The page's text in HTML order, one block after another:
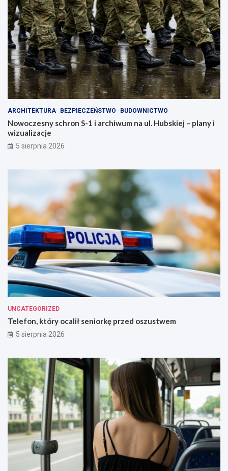
ARCHITEKTURA BEZPIECZEŃSTWO BUDOWNICTWO
Nowoczesny schron S-1 i archiwum na ul. Hubskiej – plany i
wizualizacje
5 sierpnia 2026
UNCATEGORIZED
Telefon, który ocalił seniorkę przed oszustwem
5 sierpnia 2026